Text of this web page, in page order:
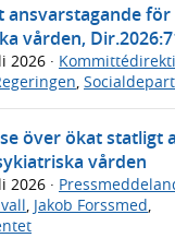
ansvarstagande för
vården,
2026 ·
över ökat statligt
vården
2026 ·
, Jakob Forssmed,